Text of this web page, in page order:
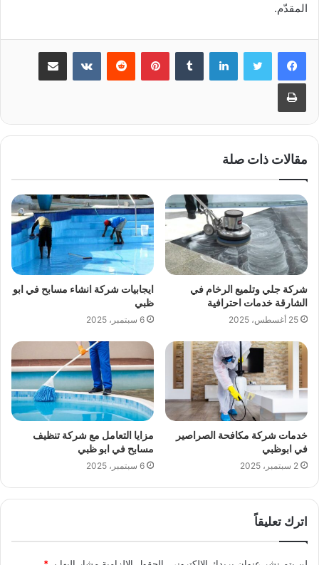
المقدّم.
لينكدإن بينتيريست مشاركة عبر البريد
طباعة
مقالات ذات صلة
شركة جلي وتلميع الرخام في
الشارقة خدمات احترافية
25 أغسطس، 2025
ايجابيات شركة انشاء مسابح في ابو
ظبي
6 سبتمبر، 2025
خدمات شركة مكافحة الصراصير
في ابوظبي
2 سبتمبر، 2025
مزايا التعامل مع شركة تنظيف
مسابح في ابو ظبي
6 سبتمبر، 2025
اترك تعليقاً